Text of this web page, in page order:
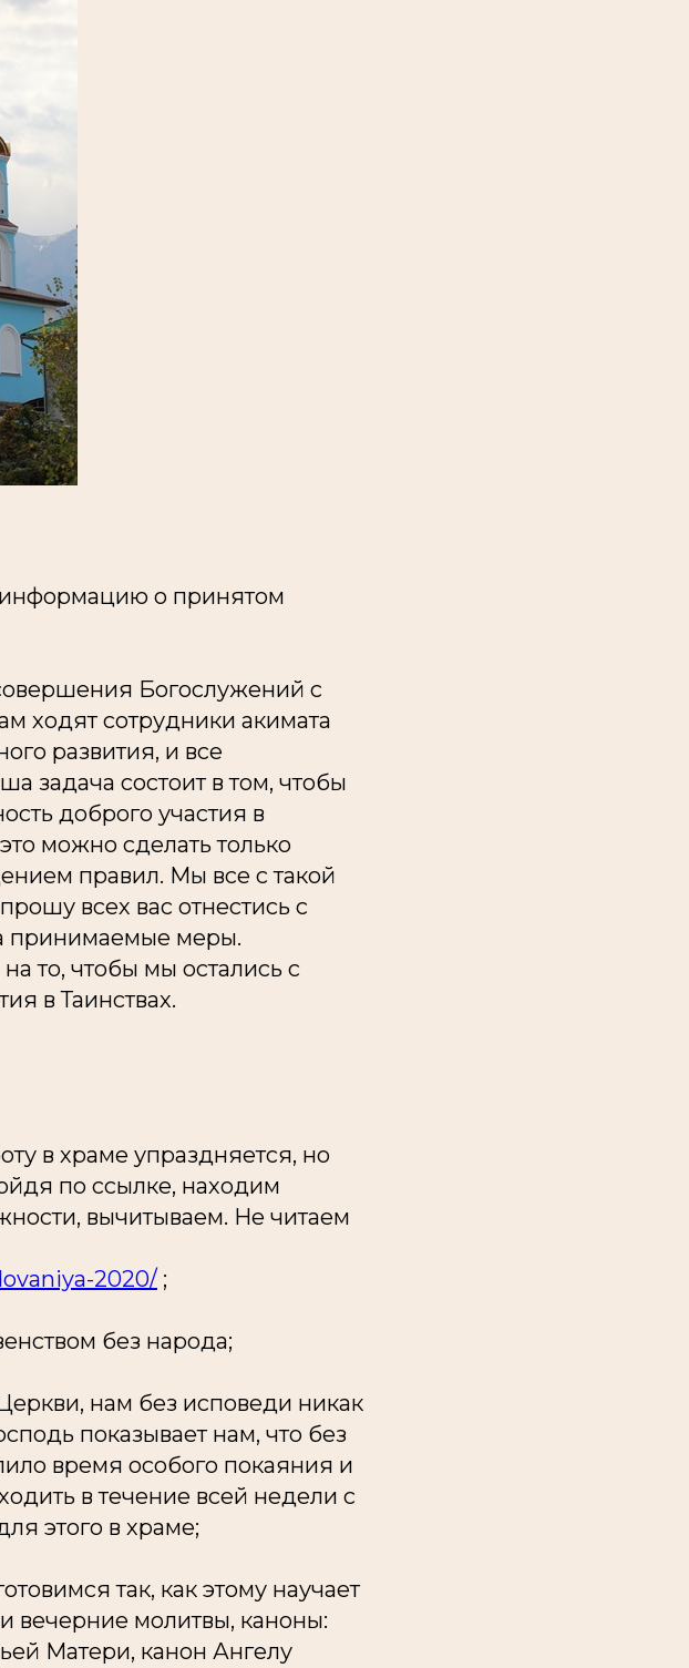
о принятом
Богослужений с
ходят сотрудники акимата
развития, и все
задача состоит в том, чтобы
доброго участия в
можно сделать только
правил. Мы все с такой
всех вас отнестись с
принимаемые меры.
то, чтобы мы остались с
в Таинствах.
в храме упраздняется, но
по ссылке, находим
вычитываем. Не читаем
2020/ ;
без народа;
нам без исповеди никак
показывает нам, что без
время особого покаяния и
в течение всей недели с
этого в храме;
так, как этому научает
вечерние молитвы, каноны:
Матери, канон Ангелу